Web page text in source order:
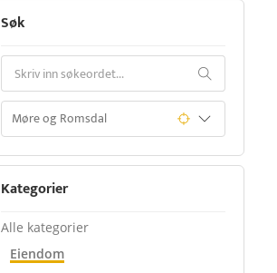
Søk
Kategorier
Alle kategorier
Eiendom